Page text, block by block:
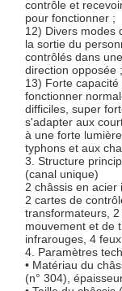
contrôle et
pour fonctionner ;
12) Divers modes
la sortie du
contrôlés dans
direction opposée ;
13) Forte
fonctionner
difficiles, super
s'adapter aux
à une forte
typhons et aux
3. Structure
(canal unique)
2 châssis en acier
2 cartes de
transformateurs,
mouvement et de
infrarouges, 4
4. Paramètres
• Matériau du
(n° 304),